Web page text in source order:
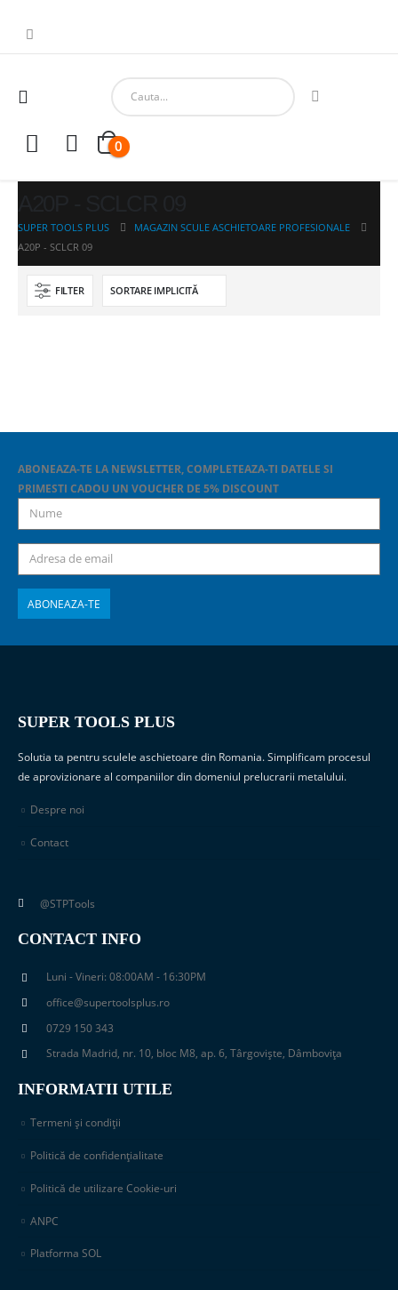
0
SUPER TOOLS PLUS
MAGAZIN SCULE ASCHIETOARE PROFESIONALE
A20P - SCLCR 09
FILTER
ABONEAZA-TE LA NEWSLETTER, COMPLETEAZA-TI DATELE SI
PRIMESTI CADOU UN VOUCHER DE 5% DISCOUNT
SUPER TOOLS PLUS
Solutia ta pentru sculele aschietoare din Romania. Simplificam procesul
de aprovizionare al companiilor din domeniul prelucrarii metalului.
Despre noi
Contact
@STPTools
CONTACT INFO
Luni - Vineri: 08:00AM - 16:30PM
office@supertoolsplus.ro
0729 150 343
Strada Madrid, nr. 10, bloc M8, ap. 6, Târgoviște, Dâmbovița
INFORMATII UTILE
Termeni și condiții
Politică de confidențialitate
Politică de utilizare Cookie-uri
ANPC
Platforma SOL